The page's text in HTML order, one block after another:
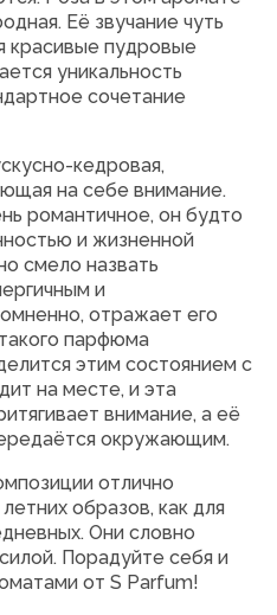
Её звучание чуть
красивые пудровые
уникальность
сочетание
кедровая,
на себе внимание.
романтичное, он будто
и жизненной
смело назвать
и
отражает его
парфюма
этим состоянием с
на месте, и эта
внимание, а её
окружающим.
отлично
образов, как для
Они словно
Порадуйте себя и
от S Parfum!